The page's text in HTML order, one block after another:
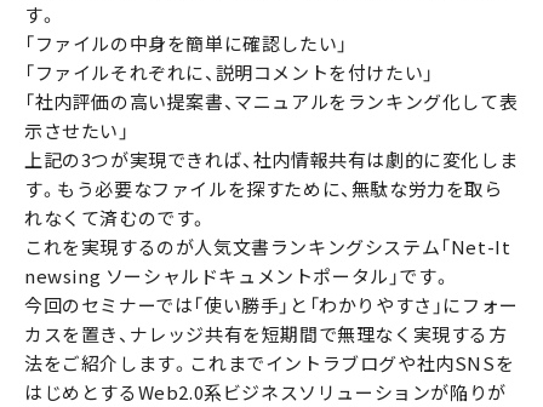
す。
「ファイルの中身を簡単に確認したい」
「ファイルそれぞれに、説明コメントを付けたい」
「社内評価の高い提案書、マニュアルをランキング化して表
示させたい」
上記の3つが実現できれば、社内情報共有は劇的に変化しま
す。もう必要なファイルを探すために、無駄な労力を取ら
れなくて済むのです。
これを実現するのが人気文書ランキングシステム「Net-It
newsing ソーシャルドキュメントポータル」です。
今回のセミナーでは「使い勝手」と「わかりやすさ」にフォー
カスを置き、ナレッジ共有を短期間で無理なく実現する方
法をご紹介します。これまでイントラブログや社内SNSを
はじめとするWeb2.0系ビジネスソリューションが陥りが